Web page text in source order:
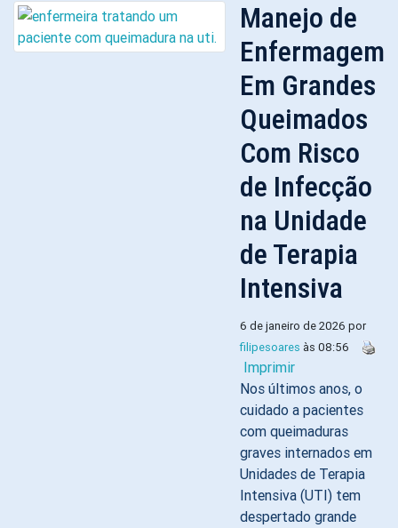
Manejo de
Enfermagem
Em Grandes
Queimados
Com Risco
de Infecção
na Unidade
de Terapia
Intensiva
6 de janeiro de 2026 por
filipesoares às 08:56
Imprimir
Nos últimos anos, o
cuidado a pacientes
com queimaduras
graves internados em
Unidades de Terapia
Intensiva (UTI) tem
despertado grande